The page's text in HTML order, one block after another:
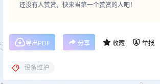
还没有人赞赏，快来当第一个赞赏的人吧！
导出PDF 分享 收藏 举报
设备维护